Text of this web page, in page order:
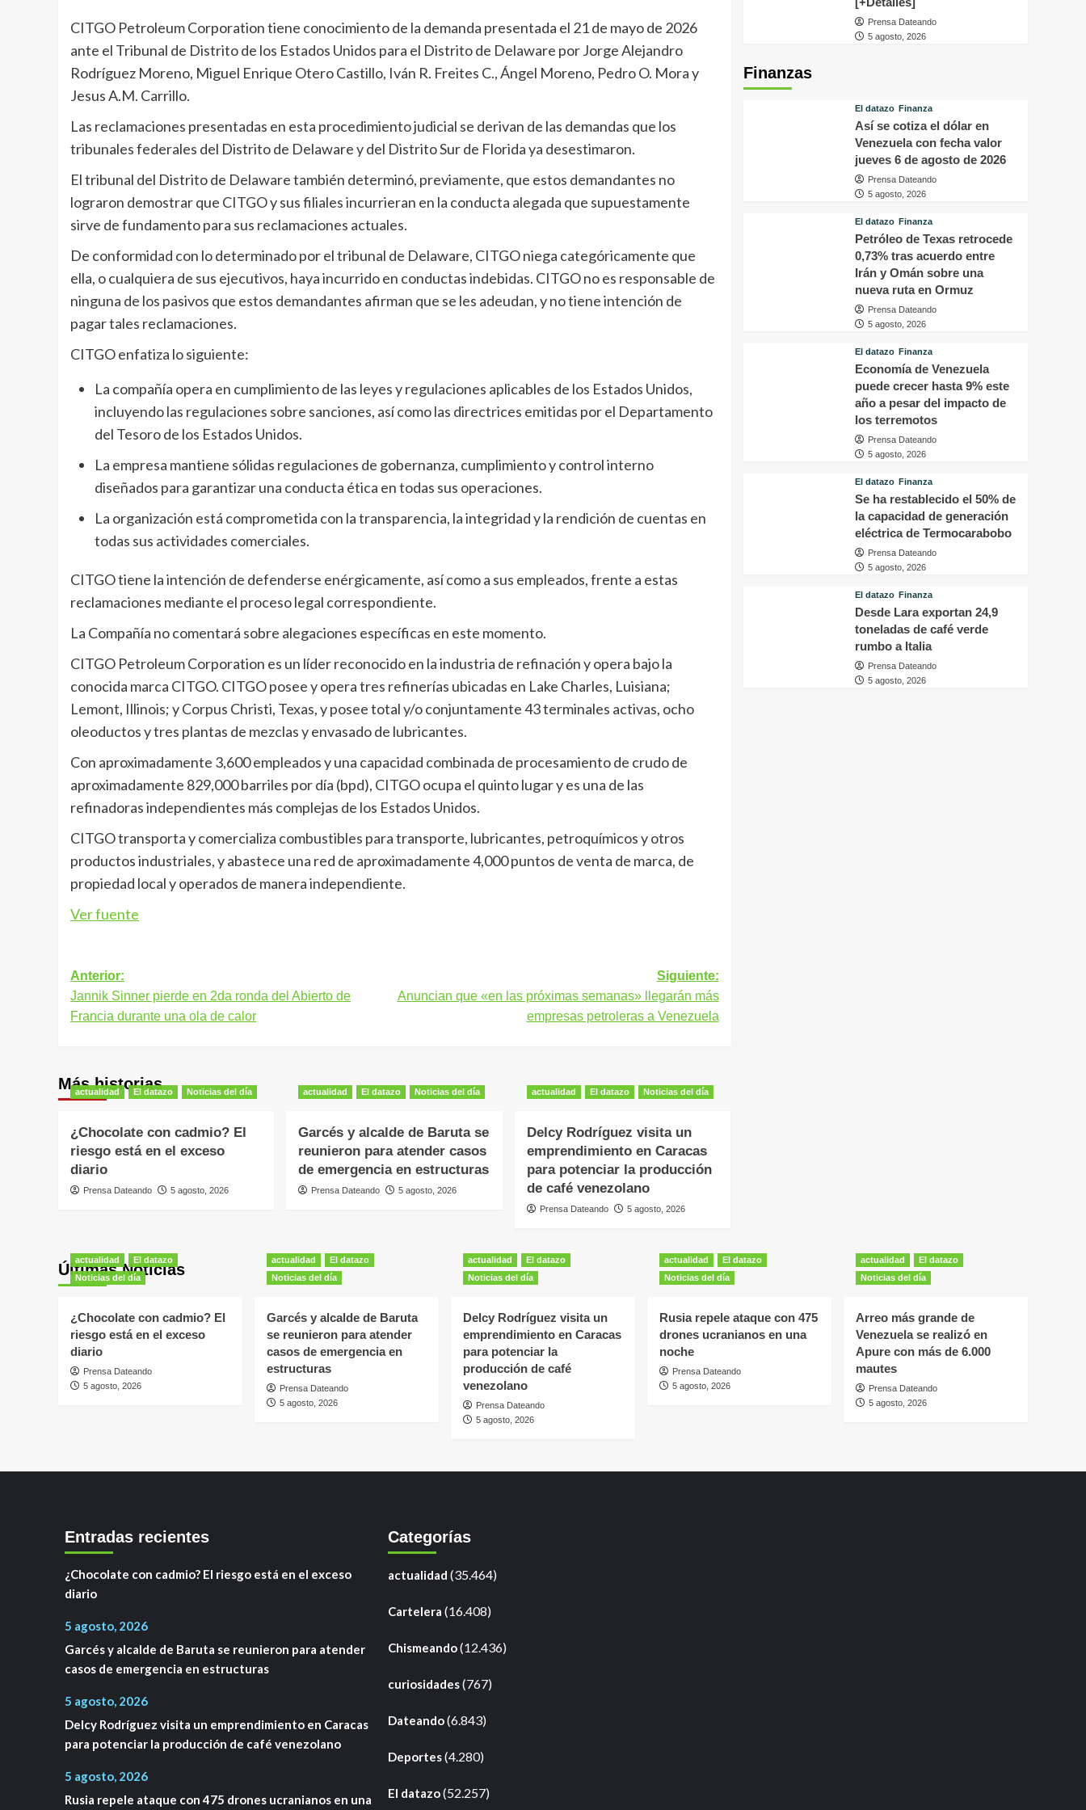
CITGO Petroleum Corporation tiene conocimiento de la demanda presentada el 21 de mayo de 2026
ante el Tribunal de Distrito de los Estados Unidos para el Distrito de Delaware por Jorge Alejandro
Rodríguez Moreno, Miguel Enrique Otero Castillo, Iván R. Freites C., Ángel Moreno, Pedro O. Mora y
Jesus A.M. Carrillo.
Las reclamaciones presentadas en esta procedimiento judicial se derivan de las demandas que los
tribunales federales del Distrito de Delaware y del Distrito Sur de Florida ya desestimaron.
El tribunal del Distrito de Delaware también determinó, previamente, que estos demandantes no
lograron demostrar que CITGO y sus filiales incurrieran en la conducta alegada que supuestamente
sirve de fundamento para sus reclamaciones actuales.
De conformidad con lo determinado por el tribunal de Delaware, CITGO niega categóricamente que
ella, o cualquiera de sus ejecutivos, haya incurrido en conductas indebidas. CITGO no es responsable de
ninguna de los pasivos que estos demandantes afirman que se les adeudan, y no tiene intención de
pagar tales reclamaciones.
CITGO enfatiza lo siguiente:
La compañía opera en cumplimiento de las leyes y regulaciones aplicables de los Estados Unidos,
incluyendo las regulaciones sobre sanciones, así como las directrices emitidas por el Departamento
del Tesoro de los Estados Unidos.
La empresa mantiene sólidas regulaciones de gobernanza, cumplimiento y control interno
diseñados para garantizar una conducta ética en todas sus operaciones.
La organización está comprometida con la transparencia, la integridad y la rendición de cuentas en
todas sus actividades comerciales.
CITGO tiene la intención de defenderse enérgicamente, así como a sus empleados, frente a estas
reclamaciones mediante el proceso legal correspondiente.
La Compañía no comentará sobre alegaciones específicas en este momento.
CITGO Petroleum Corporation es un líder reconocido en la industria de refinación y opera bajo la
conocida marca CITGO. CITGO posee y opera tres refinerías ubicadas en Lake Charles, Luisiana;
Lemont, Illinois; y Corpus Christi, Texas, y posee total y/o conjuntamente 43 terminales activas, ocho
oleoductos y tres plantas de mezclas y envasado de lubricantes.
Con aproximadamente 3,600 empleados y una capacidad combinada de procesamiento de crudo de
aproximadamente 829,000 barriles por día (bpd), CITGO ocupa el quinto lugar y es una de las
refinadoras independientes más complejas de los Estados Unidos.
CITGO transporta y comercializa combustibles para transporte, lubricantes, petroquímicos y otros
productos industriales, y abastece una red de aproximadamente 4,000 puntos de venta de marca, de
propiedad local y operados de manera independiente.
Ver fuente
Navegación
de
Anterior:
Jannik Sinner pierde en 2da ronda del Abierto de
Francia durante una ola de calor
Siguiente:
Anuncian que «en las próximas semanas» llegarán más
empresas petroleras a Venezuela
Más historias
actualidad El datazo Noticias del día
¿Chocolate con cadmio? El
riesgo está en el exceso
diario
Prensa Dateando 5 agosto, 2026
actualidad El datazo Noticias del día
Garcés y alcalde de Baruta se
reunieron para atender casos
de emergencia en estructuras
Prensa Dateando 5 agosto, 2026
actualidad El datazo Noticias del día
Delcy Rodríguez visita un
emprendimiento en Caracas
para potenciar la producción
de café venezolano
Prensa Dateando 5 agosto, 2026
Prensa Dateando
5 agosto, 2026
Finanzas
El datazo Finanza
Así se cotiza el dólar en
Venezuela con fecha valor
jueves 6 de agosto de 2026
Prensa Dateando
5 agosto, 2026
El datazo Finanza
Petróleo de Texas retrocede
0,73% tras acuerdo entre
Irán y Omán sobre una
nueva ruta en Ormuz
Prensa Dateando
5 agosto, 2026
El datazo Finanza
Economía de Venezuela
puede crecer hasta 9% este
año a pesar del impacto de
los terremotos
Prensa Dateando
5 agosto, 2026
El datazo Finanza
Se ha restablecido el 50% de
la capacidad de generación
eléctrica de Termocarabobo
Prensa Dateando
5 agosto, 2026
El datazo Finanza
Desde Lara exportan 24,9
toneladas de café verde
rumbo a Italia
Prensa Dateando
5 agosto, 2026
Últimas Noticias
actualidad
El datazo
Noticias del día
¿Chocolate con cadmio? El
riesgo está en el exceso
diario
Prensa Dateando
5 agosto, 2026
actualidad
El datazo
Noticias del día
Garcés y alcalde de Baruta
se reunieron para atender
casos de emergencia en
estructuras
Prensa Dateando
5 agosto, 2026
actualidad
El datazo
Noticias del día
Delcy Rodríguez visita un
emprendimiento en Caracas
para potenciar la
producción de café
venezolano
Prensa Dateando
5 agosto, 2026
actualidad
El datazo
Noticias del día
Rusia repele ataque con 475
drones ucranianos en una
noche
Prensa Dateando
5 agosto, 2026
actualidad
El datazo
Noticias del día
Arreo más grande de
Venezuela se realizó en
Apure con más de 6.000
mautes
Prensa Dateando
5 agosto, 2026
Entradas recientes
¿Chocolate con cadmio? El riesgo está en el exceso
diario
5 agosto, 2026
Garcés y alcalde de Baruta se reunieron para atender
casos de emergencia en estructuras
5 agosto, 2026
Delcy Rodríguez visita un emprendimiento en Caracas
para potenciar la producción de café venezolano
5 agosto, 2026
Rusia repele ataque con 475 drones ucranianos en una
Categorías
actualidad (35.464)
Cartelera (16.408)
Chismeando(12.436)
curiosidades(767)
Dateando(6.843)
Deportes(4.280)
El datazo(52.257)